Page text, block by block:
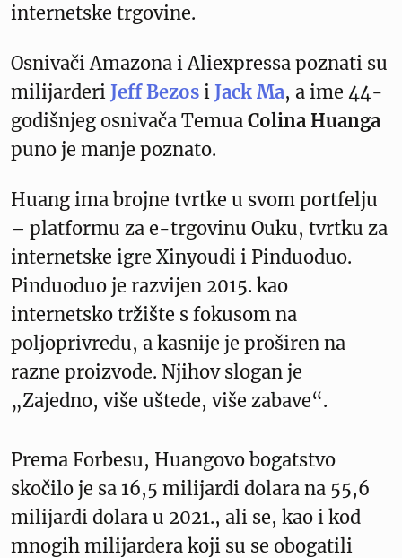
internetske trgovine.
Osnivači Amazona i Aliexpressa poznati su
milijarderi Jeff Bezos i Jack Ma, a ime 44-
godišnjeg osnivača Temua Colina Huanga
puno je manje poznato.
Huang ima brojne tvrtke u svom portfelju
– platformu za e-trgovinu Ouku, tvrtku za
internetske igre Xinyoudi i Pinduoduo.
Pinduoduo je razvijen 2015. kao
internetsko tržište s fokusom na
poljoprivredu, a kasnije je proširen na
razne proizvode. Njihov slogan je
„Zajedno, više uštede, više zabave“.
Prema Forbesu, Huangovo bogatstvo
skočilo je sa 16,5 milijardi dolara na 55,6
milijardi dolara u 2021., ali se, kao i kod
mnogih milijardera koji su se obogatili